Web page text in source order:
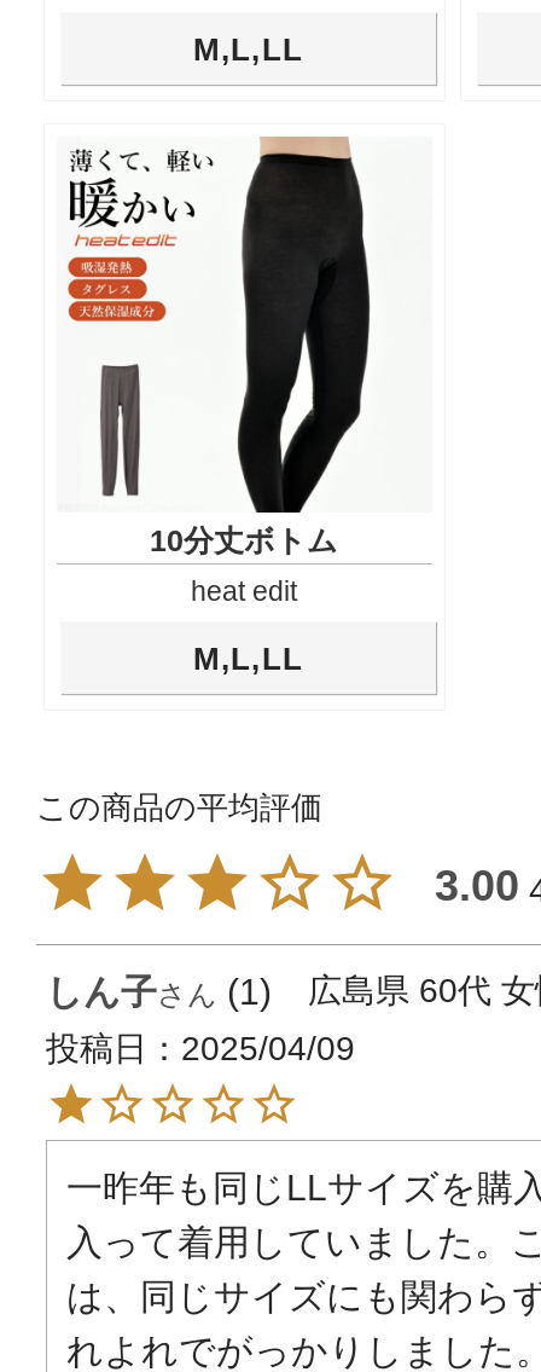
M,L,LL
10分丈ボトム
heat edit
M,L,LL
3.00
しん子 1 広島県 60代
投稿日
2025/04/09
一昨年も同じLLサイズを購
入って着用していました。
は、同じサイズにも関わら
れよれでがっかりしました